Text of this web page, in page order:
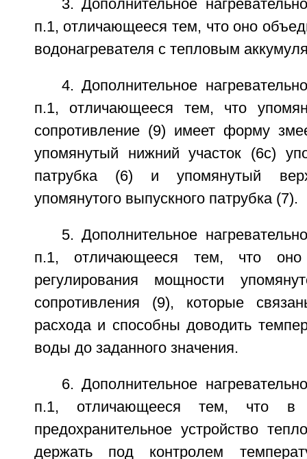
3. Дополнительное
п.1, отличающееся тем, что оно
водонагревателя с тепловым
4. Дополнительное
п.1, отличающееся тем, что
сопротивление (9) имеет форму
упомянутый нижний участок (6с)
патрубка (6) и упомянутый
упомянутого выпускного патрубка (7).
5. Дополнительное
п.1, отличающееся тем, что оно
регулирования мощности
сопротивления (9), которые
расхода и способны доводить
воды до заданного значения.
6. Дополнительное
п.1, отличающееся тем, что в
предохранительное устройство
держать под контролем